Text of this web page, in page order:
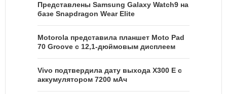
Представлены Samsung Galaxy Watch9 на
базе Snapdragon Wear Elite
Motorola представила планшет Moto Pad
70 Groove с 12,1-дюймовым дисплеем
Vivo подтвердила дату выхода X300 E с
аккумулятором 7200 мАч